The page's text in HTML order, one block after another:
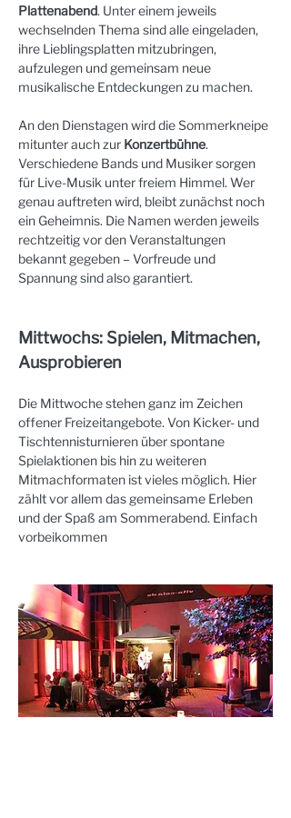
Plattenabend. Unter einem jeweils
wechselnden Thema sind alle eingeladen,
ihre Lieblingsplatten mitzubringen,
aufzulegen und gemeinsam neue
musikalische Entdeckungen zu machen.
An den Dienstagen wird die Sommerkneipe
mitunter auch zur Konzertbühne.
Verschiedene Bands und Musiker sorgen
für Live-Musik unter freiem Himmel. Wer
genau auftreten wird, bleibt zunächst noch
ein Geheimnis. Die Namen werden jeweils
rechtzeitig vor den Veranstaltungen
bekannt gegeben – Vorfreude und
Spannung sind also garantiert.
Mittwochs: Spielen, Mitmachen,
Ausprobieren
Die Mittwoche stehen ganz im Zeichen
offener Freizeitangebote. Von Kicker- und
Tischtennisturnieren über spontane
Spielaktionen bis hin zu weiteren
Mitmachformaten ist vieles möglich. Hier
zählt vor allem das gemeinsame Erleben
und der Spaß am Sommerabend. Einfach
vorbeikommen